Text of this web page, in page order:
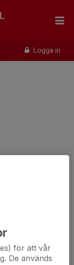
Logga in
för att vår
De används